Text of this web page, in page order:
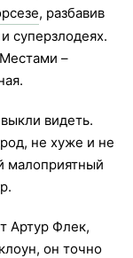
, разбавив
суперзлодеях.
–
видеть.
не хуже и не
малоприятный
Артур Флек,
он точно